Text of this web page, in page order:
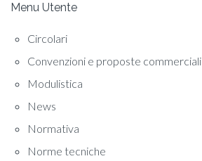
Menu Utente
Circolari
Convenzioni e proposte commerciali
Modulistica
News
Normativa
Norme tecniche